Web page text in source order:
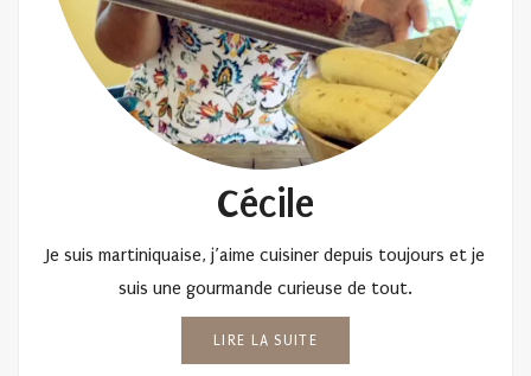
Cécile
Je suis martiniquaise, j’aime cuisiner depuis toujours et je
suis une gourmande curieuse de tout.
LIRE LA SUITE